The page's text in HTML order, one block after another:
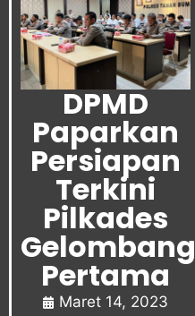
DPMD
Paparkan
Persiapan
Terkini
Pilkades
Gelombang
Pertama
Maret 14, 2023